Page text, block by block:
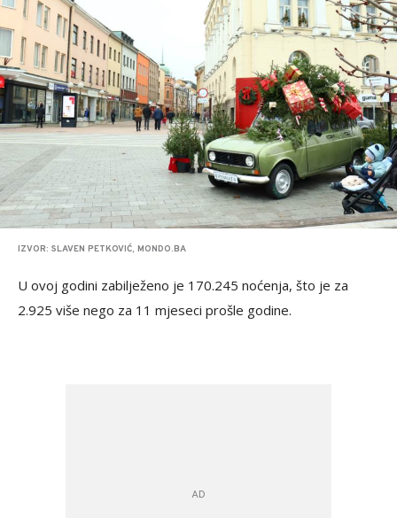
IZVOR: SLAVEN PETKOVIĆ, MONDO.BA
U ovoj godini zabilježeno je 170.245 noćenja, što je za
2.925 više nego za 11 mjeseci prošle godine.